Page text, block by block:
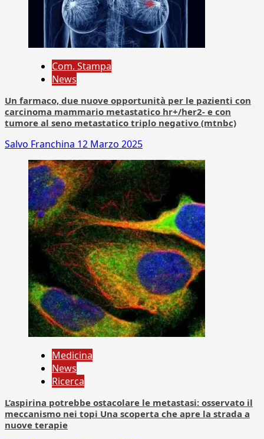
Com. Stampa
News
Un farmaco, due nuove opportunità per le pazienti con
carcinoma mammario metastatico hr+/her2- e con
tumore al seno metastatico triplo negativo (mtnbc)
Salvo Franchina 12 Marzo 2025
Medicina
News
Ricerca
L’aspirina potrebbe ostacolare le metastasi: osservato il
meccanismo nei topi Una scoperta che apre la strada a
nuove terapie